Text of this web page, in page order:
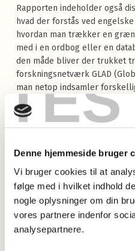
Denne hjemmeside bruger
Vi bruger cookies til at
følge med i hvilket indhold
nogle oplysninger om din
vores partnere indenfor
analysepartnere.
Rapporten indeholder også
hvad der forstås ved
hvordan man trækker en
med i en ordbog eller en
den måde bliver der trukket
forskningsnetværk GLAD
man netop indsamler
forskellige sprog. Endelig
historisk tilbageblik i form af
importord før 1300 og deres
Rapporten
Margrethe Heidemann
importord? Om de
bag excerperingen af
Margrethe Heidemann